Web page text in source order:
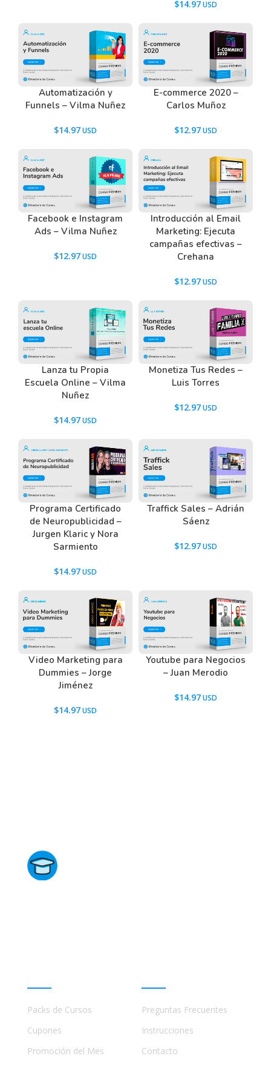
otras personas como vos, a que también puedan
sacarle el máximo provecho a esta plataforma.
¿estás listo para sumergirte en el océano azul
de youtube ads?
Tenemos un listado de todas las preguntas que
descargar los recursos WordPress.
Ir a lasPreguntas Frecuentes, o también puedes
contactarnos usando el Chat.
$14.97
Automatización y
Funnels – Vilma Nuñez
$14.97
E-commerce 2020 –
Carlos Muñoz
$12.97
Facebook e Instagram
Ads – Vilma Nuñez
$12.97
Introducción al Email
Marketing: Ejecuta
campañas efectivas –
Crehana
$12.97
Lanza tu Propia
Escuela Online – Vilma
Nuñez
$14.97
Monetiza Tus Redes –
Luis Torres
$12.97
Programa Certificado
de Neuropublicidad –
Jurgen Klaric y Nora
Sarmiento
$14.97
Traffick Sales – Adrián
Sáenz
$12.97
Video Marketing para
Dummies – Jorge
Jiménez
$14.97
Youtube para Negocios
– Juan Merodio
$14.97
Packs de Cursos
Cupones
Promoción del Mes
Preguntas Frecuentes
Instrucciones
Contacto